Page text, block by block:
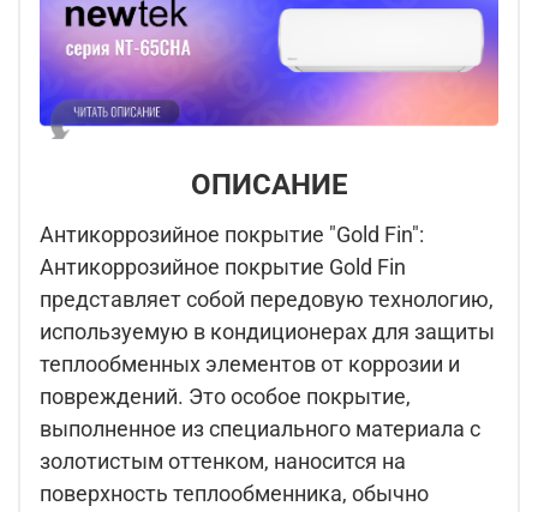
ОПИСАНИЕ
Антикоррозийное покрытие "Gold Fin":
Антикоррозийное покрытие Gold Fin
представляет собой передовую технологию,
используемую в кондиционерах для защиты
теплообменных элементов от коррозии и
повреждений. Это особое покрытие,
выполненное из специального материала с
золотистым оттенком, наносится на
поверхность теплообменника, обычно